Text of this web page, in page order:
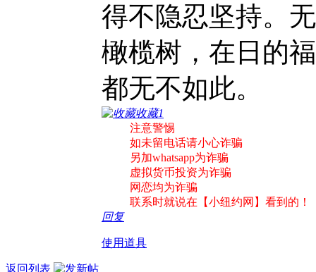
得不隐忍坚持。
橄榄树，在日的
都无不如此。
收藏1
注意警惕
如未留电话请小心诈骗
另加whatsapp为诈骗
虚拟货币投资为诈骗
网恋均为诈骗
联系时就说在【小纽约网】看到的！
回复
使用道具
返回列表